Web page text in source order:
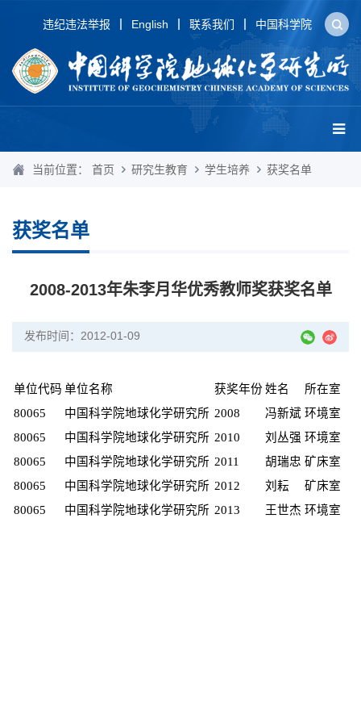
违纪违法举报 English 联系我们 中国科学院
当前位置： 首页 研究生教育 学生培养 获奖名单
获奖名单
2008-2013年朱李月华优秀教师奖获奖名单
发布时间：2012-01-09
单位代码 单位名称 获奖年份 姓名
所在室
80065
中国科学院地球化学研究所 2008 冯新斌 环境室
80065
中国科学院地球化学研究所 2010 刘丛强 环境室
80065
中国科学院地球化学研究所 2011 胡瑞忠 矿床室
80065
中国科学院地球化学研究所 2012 刘耘
矿床室
80065
中国科学院地球化学研究所 2013 王世杰 环境室